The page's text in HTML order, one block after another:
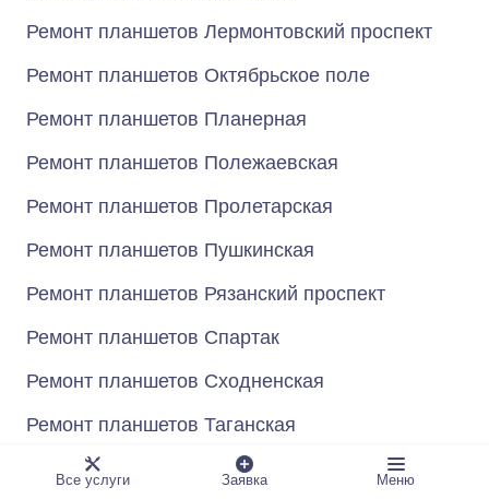
Ремонт планшетов Лермонтовский проспект
Ремонт планшетов Октябрьское поле
Ремонт планшетов Планерная
Ремонт планшетов Полежаевская
Ремонт планшетов Пролетарская
Ремонт планшетов Пушкинская
Ремонт планшетов Рязанский проспект
Ремонт планшетов Спартак
Ремонт планшетов Сходненская
Ремонт планшетов Таганская
Ремонт планшетов Текстильщики
Все услуги Заявка Меню